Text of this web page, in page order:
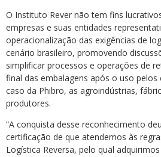
O Instituto Rever não tem fins
empresas e suas entidades
operacionalização das exigências de
cenário brasileiro, promovendo
simplificar processos e operações de
final das embalagens após o uso
caso da Phibro, as agroindústrias,
produtores.
“A conquista desse reconhecimento
certificação de que atendemos às
Logística Reversa, pelo qual